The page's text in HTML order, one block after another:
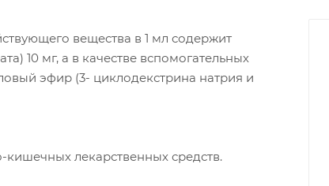
вещества в 1 мл содержит
10 мг, а в качестве вспомогательных
эфир (3- циклодекстрина натрия и
лекарственных средств.